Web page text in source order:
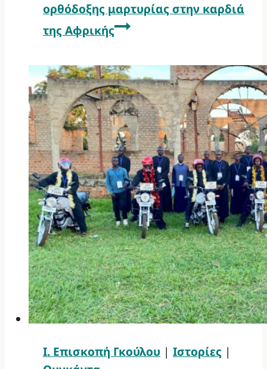
ορθόδοξης μαρτυρίας στην καρδιά
της Αφρικής
Ι. Επισκοπή Γκούλου | Ιστορίες |